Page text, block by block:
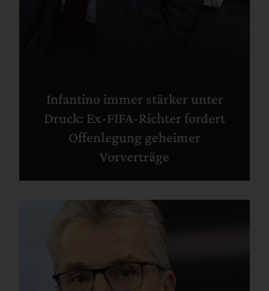
Infantino immer stärker unter
Druck: Ex-FIFA-Richter fordert
Offenlegung geheimer
Vorverträge